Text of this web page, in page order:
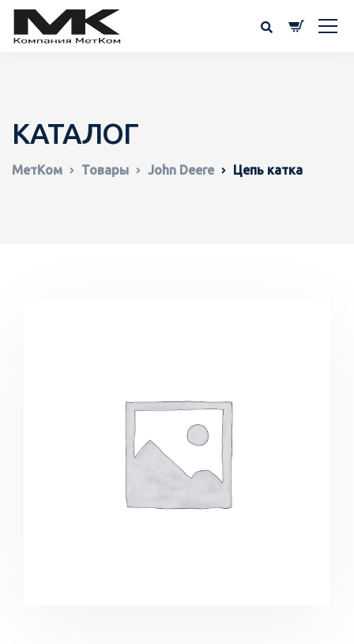
КАТАЛОГ
МетКом Товары John Deere Цепь катка